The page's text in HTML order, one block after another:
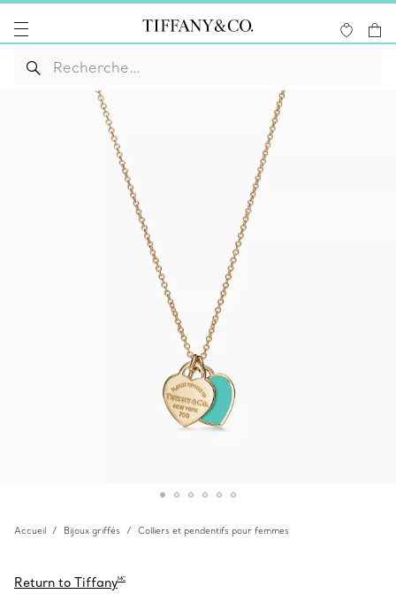
Accueil Bijoux griffés Colliers et pendentifs pour femmes
Return to TiffanyMC